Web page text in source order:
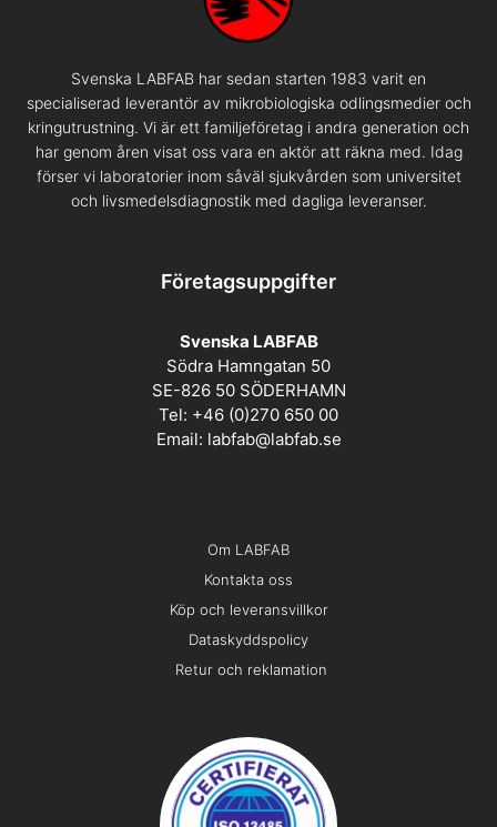
Svenska LABFAB har sedan starten 1983 varit en
specialiserad leverantör av mikrobiologiska odlingsmedier och
kringutrustning. Vi är ett familjeföretag i andra generation och
har genom åren visat oss vara en aktör att räkna med. Idag
förser vi laboratorier inom såväl sjukvården som universitet
och livsmedelsdiagnostik med dagliga leveranser.
Företagsuppgifter
Svenska LABFAB
Södra Hamngatan 50
SE-826 50 SÖDERHAMN
Tel: +46 (0)270 650 00
Email: labfab@labfab.se
Om LABFAB
Kontakta oss
Köp och leveransvillkor
Dataskyddspolicy
Retur och reklamation